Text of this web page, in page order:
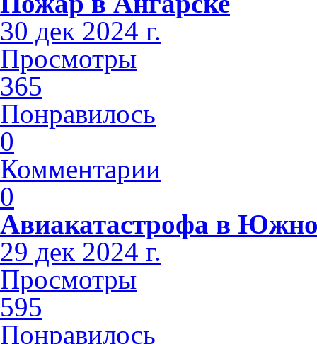
30 дек 2024 г.
Просмотры
365
Понравилось
0
Комментарии
0
Авиакатастрофа в
29 дек 2024 г.
Просмотры
595
Понравилось